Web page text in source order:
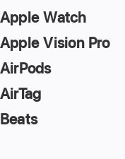
Apple Watch
Apple Vision Pro
AirPods
AirTag
Beats